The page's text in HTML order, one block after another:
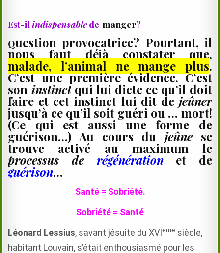
Est-ilindispensablede manger?
Question provocatrice? Pourtant, il
nous faut déjà constater que,
malade, l’animal ne mange plus.
C’est une première évidence. C’est
son instinctqui lui dicte ce qu’il doit
faire et cet instinct lui dit de jeûner
jusqu’à ce qu’il soit guéri ou … mort!
(Ce qui est aussi une forme de
guérison…) Au cours du jeûnese
trouve activé au maximum le
processus de régénérationet de
guérison…
Santé = Sobriété.
Sobriété = Santé
Léonard Lessius, savant jésuite du XVIème siècle,
habitant Louvain, s’était enthousiasmé pour les